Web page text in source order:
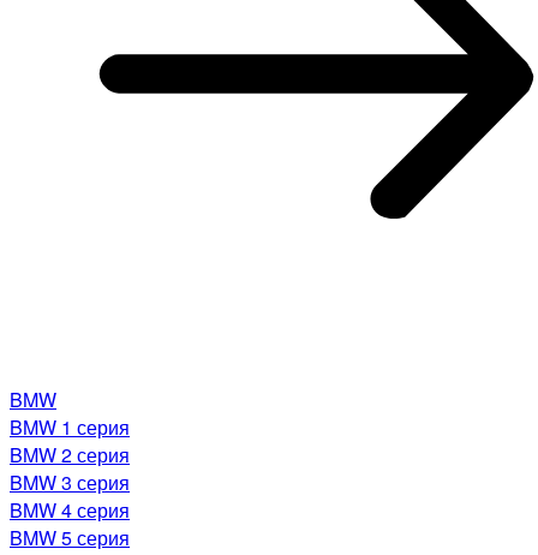
BMW
BMW 1 серия
BMW 2 серия
BMW 3 серия
BMW 4 серия
BMW 5 серия